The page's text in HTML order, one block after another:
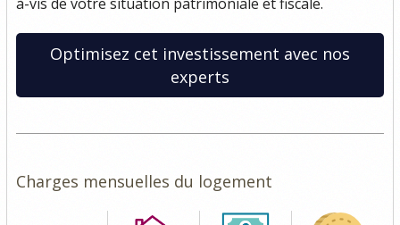
Optimisez cet investissement avec nos
experts
Charges mensuelles du logement